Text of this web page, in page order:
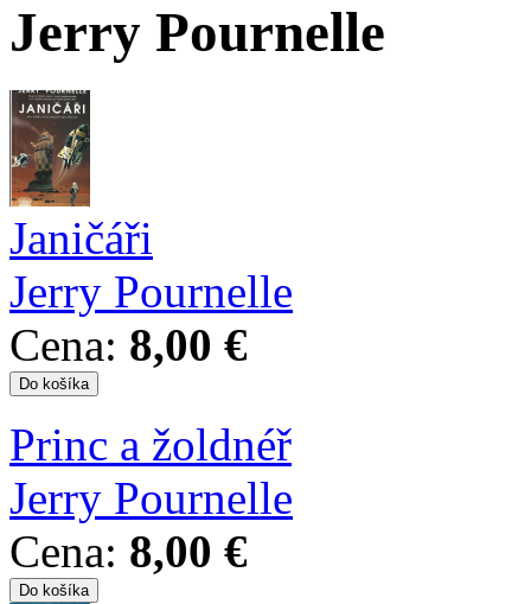
Jerry Pournelle
Janičáři
Jerry Pournelle
Cena: 8,00 €
Princ a žoldnéř
Jerry Pournelle
Cena: 8,00 €